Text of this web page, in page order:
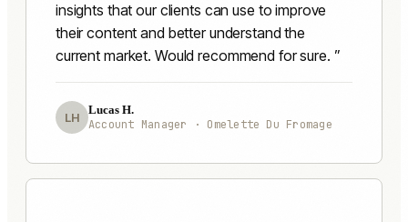
insights that our clients can use to improve
their content and better understand the
current market. Would recommend for sure.
LH
Lucas H.
Account Manager · Omelette Du Fromage